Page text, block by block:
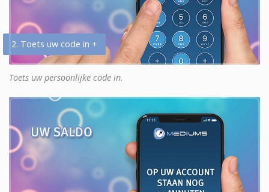
2. Toets uw code in +
Toets uw persoonlijke code in.